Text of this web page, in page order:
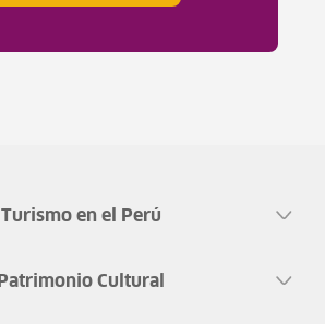
Turismo en el Perú
Patrimonio Cultural